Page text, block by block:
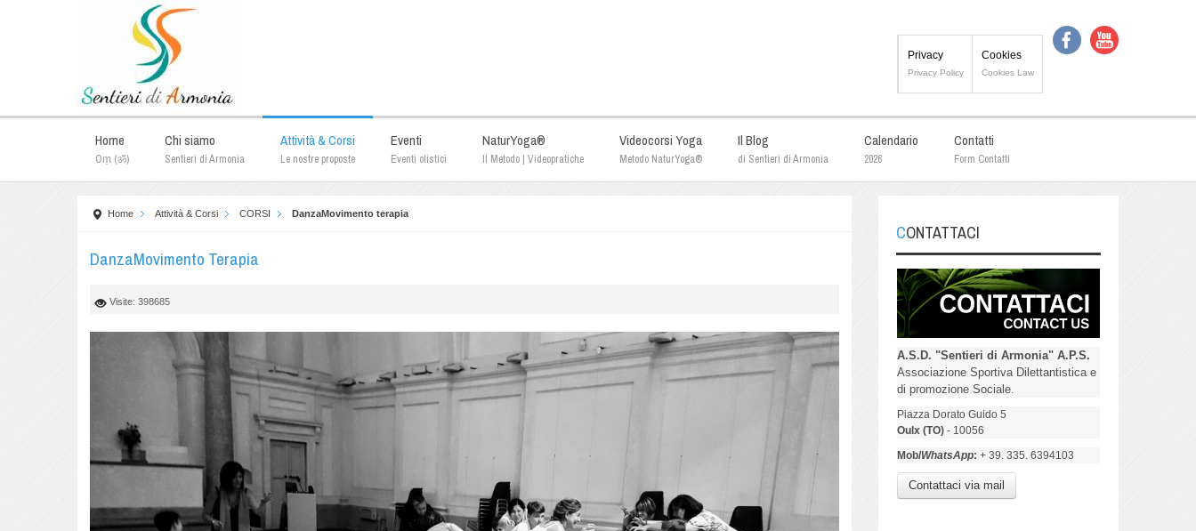
Privacy
Privacy Policy
Cookies
Cookies Law
Home
Oṃ (ॐ)
Chi siamo
Sentieri di Armonia
Attività & Corsi
Le nostre proposte
Eventi
Eventi olistici
NaturYoga®
Il Metodo | Videopratiche
Videocorsi Yoga
Metodo NaturYoga®
Il Blog
di Sentieri di Armonia
Calendario
2026
Contatti
Form Contatti
Home Attività & Corsi CORSI DanzaMovimento terapia
DanzaMovimento Terapia
Visite: 398685
CONTATTACI
A.S.D. "Sentieri di Armonia" A.P.S.
Associazione Sportiva Dilettantistica e
di promozione Sociale.
Piazza Dorato Guido 5
Oulx (TO)- 10056
Mob/WhatsApp: + 39. 335. 6394103
Contattaci via mail